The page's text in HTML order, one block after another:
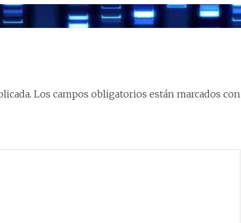
Los campos obligatorios están marcados con